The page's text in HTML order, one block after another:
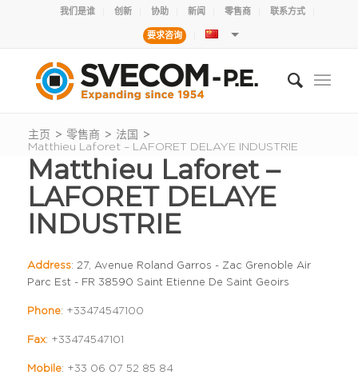
我们是谁 创新 协助 新闻 零售商 联系方式
要求咨询
主页 > 零售商 > 法国
>
Matthieu Laforet – LAFORET DELAYE INDUSTRIE
Matthieu Laforet –
LAFORET DELAYE
INDUSTRIE
Address: 27, Avenue Roland Garros - Zac Grenoble Air
Parc Est - FR 38590 Saint Etienne De Saint Geoirs
Phone: +33474547100
Fax: +33474547101
Mobile: +33 06 07 52 85 84